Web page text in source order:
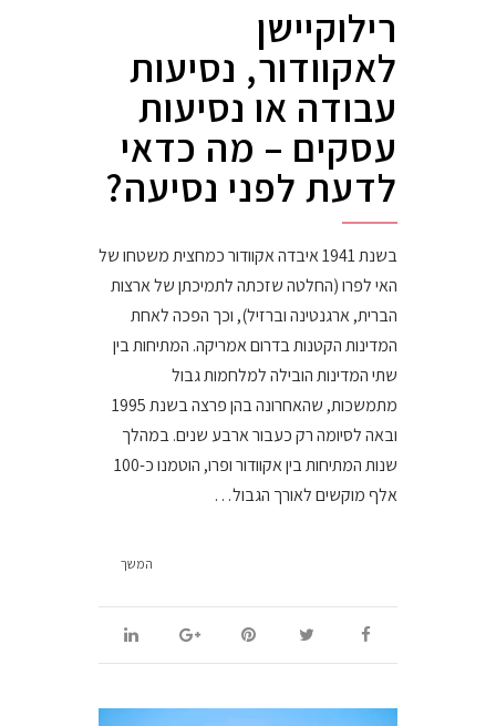
רילוקיישן
לאקוודור, נסיעות
עבודה או נסיעות
עסקים – מה כדאי
לדעת לפני נסיעה?
בשנת 1941 איבדה אקוודור כמחצית משטחו של
האי לפרו (החלטה שזכתה לתמיכתן של ארצות
הברית, ארגנטינה וברזיל), וכך הפכה לאחת
המדינות הקטנות בדרום אמריקה. המתיחות בין
שתי המדינות הובילה למלחמות גבול
מתמשכות, שהאחרונה בהן פרצה בשנת 1995
ובאה לסיומה רק כעבור ארבע שנים. במהלך
שנות המתיחות בין אקוודור ופרו, הוטמנו כ-100
אלף מוקשים לאורך הגבול…
המשך